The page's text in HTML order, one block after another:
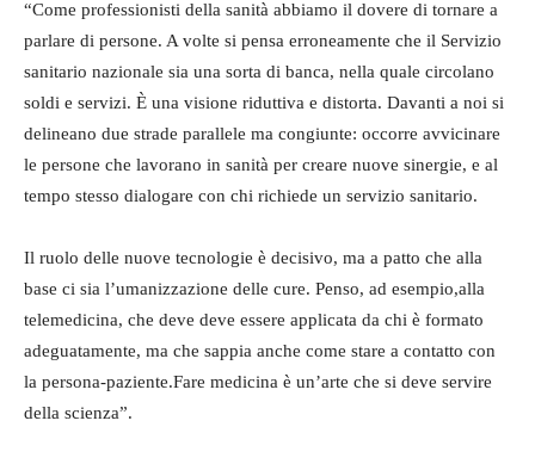
“Come professionisti della sanità abbiamo il dovere di tornare a
parlare di persone. A volte si pensa erroneamente che il Servizio
sanitario nazionale sia una sorta di banca, nella quale circolano
soldi e servizi. È una visione riduttiva e distorta. Davanti a noi si
delineano due strade parallele ma congiunte: occorre avvicinare
le persone che lavorano in sanità per creare nuove sinergie, e al
tempo stesso dialogare con chi richiede un servizio sanitario.
Il ruolo delle nuove tecnologie è decisivo, ma a patto che alla
base ci sia l’umanizzazione delle cure. Penso, ad esempio,alla
telemedicina, che deve deve essere applicata da chi è formato
adeguatamente, ma che sappia anche come stare a contatto con
la persona-paziente.Fare medicina è un’arte che si deve servire
della scienza”.